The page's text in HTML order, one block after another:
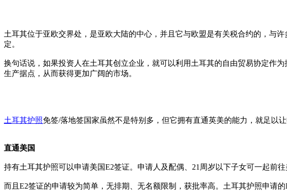
土耳其位于亚欧交界处，是亚欧大陆的中心，并且它与欧盟是有关税合约的，与
定。
换句话说，如果投资人在土耳其创立企业，就可以利用土耳其的自由贸易协定作
生产据点，从而获得更加广阔的市场。
土耳其护照免签/落地签国家虽然不是特别多，但它拥有直通英美的能力，就足以让
直通美国
持有土耳其护照可以申请美国E2签证。申请人及配偶、21周岁以下子女可一起前
而且E2签证的申请较为简单，无排期、无名额限制，获批率高。土耳其护照申请